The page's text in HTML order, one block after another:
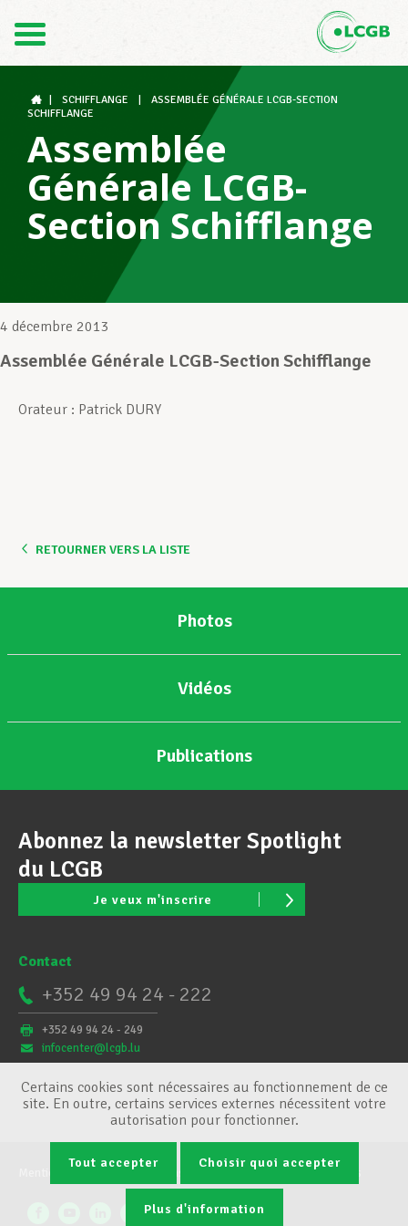
DE
Le LCGB
Structures syndicales
Assistance au Travail
SCHIFFLANGE
ASSEMBLÉE GÉNÉRALE LCGB-SECTION
SCHIFFLANGE
Assemblée
Générale LCGB-
Section Schifflange
4 décembre 2013
Assemblée Générale LCGB-Section Schifflange
Orateur : Patrick DURY
RETOURNER VERS LA LISTE
Photos
Vidéos
Publications
Abonnez la newsletter Spotlight
du LCGB
Je veux m'inscrire
Contact
+352 49 94 24 - 222
+352 49 94 24 - 249
infocenter@lcgb.lu
Conditions générales Gestion des cookies
Certains cookies sont nécessaires au fonctionnement de ce
site. En outre, certains services externes nécessitent votre
autorisation pour fonctionner.
Tout accepter Choisir quoi accepter
Plus d'information